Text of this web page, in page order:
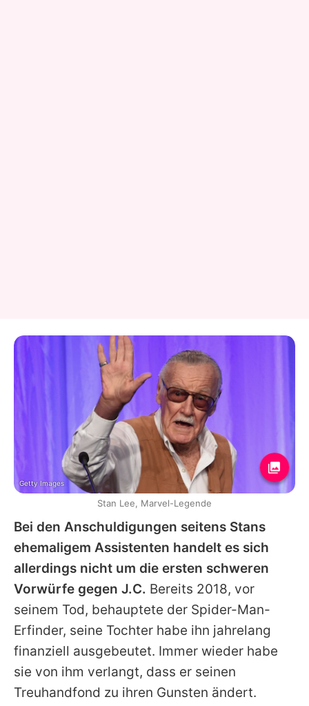
Bei den Anschuldigungen seitens Stans
ehemaligem Assistenten handelt es sich
allerdings nicht um die ersten schweren
Vorwürfe gegen J.C. Bereits 2018, vor
seinem Tod, behauptete der Spider-Man-
Erfinder, seine Tochter habe ihn jahrelang
finanziell ausgebeutet. Immer wieder habe
sie von ihm verlangt, dass er seinen
Treuhandfond zu ihren Gunsten ändert.
Getty Images
Stan Lee, Marvel-Legende